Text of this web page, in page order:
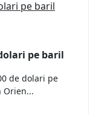
pe baril
de dolari pe
Orien...